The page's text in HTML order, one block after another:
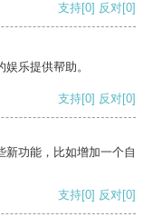
支持[0] 反对[0]
乐提供帮助。
支持[0] 反对[0]
新功能，比如增加一个自
支持[0] 反对[0]